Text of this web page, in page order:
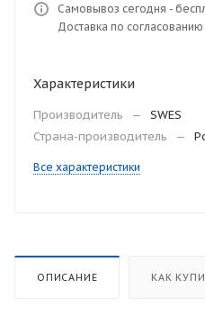
Самовывоз сегодня -
Доставка по
Характеристики
Производитель —
SWES
Страна-производитель
—
Все характеристики
ОПИСАНИЕ КАК